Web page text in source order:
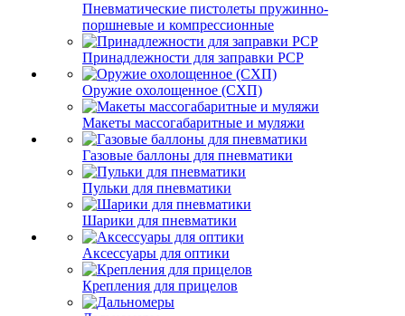
Пневматические пистолеты пружинно-
поршневые и компрессионные
Принадлежности для заправки PCP
Оружие охолощенное (СХП)
Макеты массогабаритные и муляжи
Газовые баллоны для пневматики
Пульки для пневматики
Шарики для пневматики
Аксессуары для оптики
Крепления для прицелов